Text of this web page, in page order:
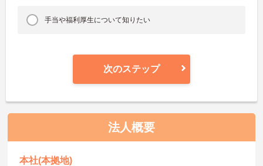
手当や福利厚生について知りたい
次のステップ
法人概要
本社(本拠地)